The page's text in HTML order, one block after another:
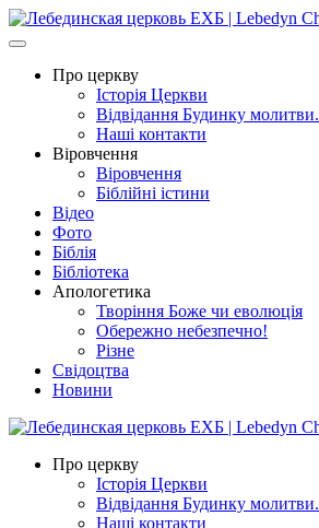
Про церкву
Історія Церкви
Відвідання Будинку молитви.
Наші контакти
Віровчення
Віровчення
Біблійні істини
Відео
Фото
Біблія
Бібліотека
Апологетика
Творіння Боже чи еволюція
Обережно небезпечно!
Різне
Свідоцтва
Новини
Про церкву
Історія Церкви
Відвідання Будинку молитви.
Наші контакти